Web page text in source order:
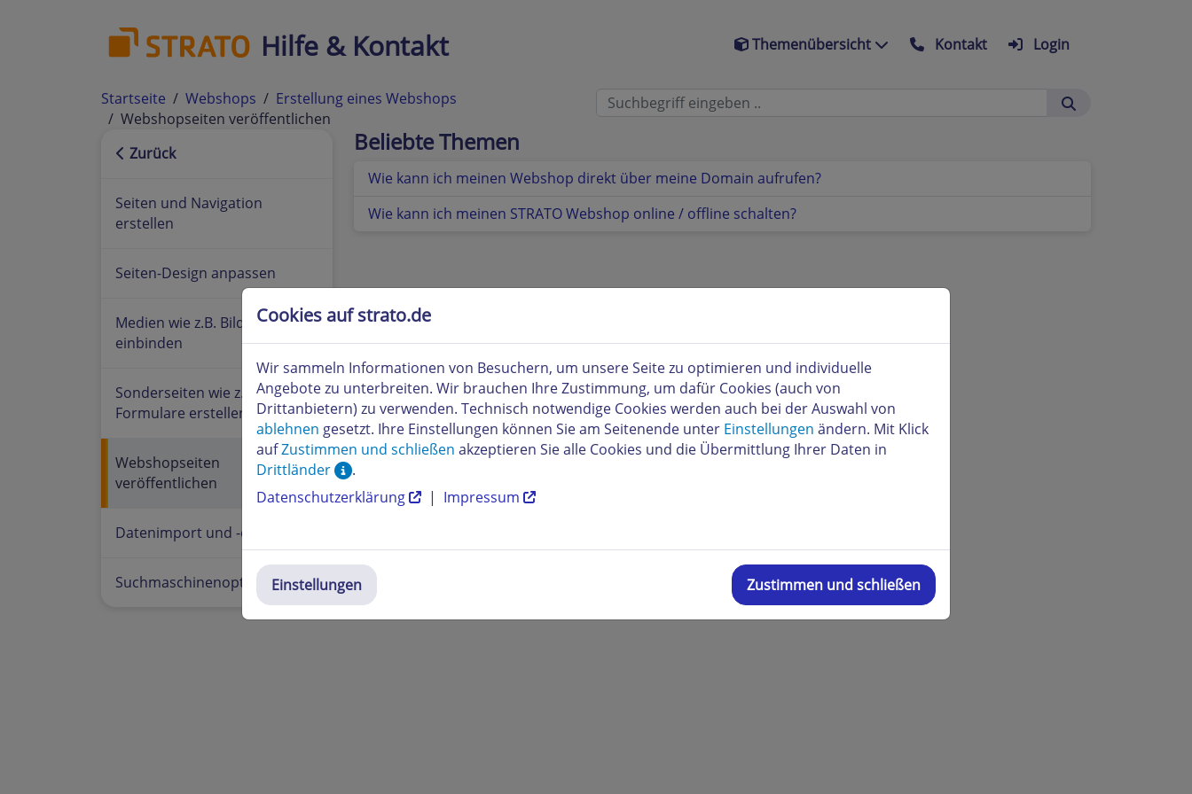
Hilfe & Kontakt Themenübersicht Kontakt Login
Startseite Webshops
Erstellung eines Webshops
Webshopseiten veröffentlichen
Zurück
Seiten und Navigation
erstellen
Seiten-Design anpassen
Medien wie z.B. Bilder
einbinden
Sonderseiten wie z.B.
Formulare erstellen
Webshopseiten
veröffentlichen
Datenimport und -export
Suchmaschinenoptimierung
Beliebte Themen
Wie kann ich meinen Webshop direkt über meine Domain aufrufen?
Wie kann ich meinen STRATO Webshop online / offline schalten?
Cookies auf strato.de
Wir sammeln Informationen von Besuchern, um unsere Seite zu optimieren und individuelle
Angebote zu unterbreiten. Wir brauchen Ihre Zustimmung, um dafür Cookies (auch von
Drittanbietern) zu verwenden. Technisch notwendige Cookies werden auch bei der Auswahl von
ablehnen gesetzt. Ihre Einstellungen können Sie am Seitenende unter Einstellungen ändern. Mit Klick
aufZustimmen und schließen akzeptieren Sie alle Cookies und die Übermittlung Ihrer Daten in
Drittländer
.
Datenschutzerklärung
| Impressum
Einstellungen Zustimmen und schließen